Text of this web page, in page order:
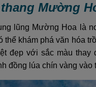
Mường
lũng Mường Hoa là
thể khám phá văn hóa
đẹp với sắc màu
đồng lúa chín vàng vào